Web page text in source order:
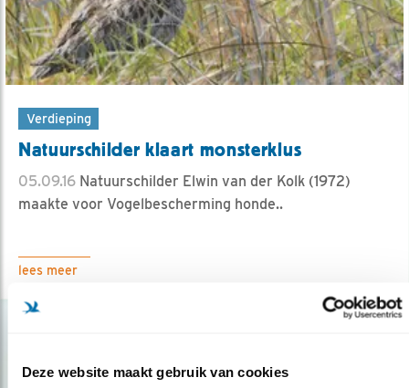
Deze website maakt gebruik van cookies
Verdieping
Natuurschilder klaart monsterklus
05.09.16 Natuurschilder Elwin van der Kolk (1972)
maakte voor Vogelbescherming honde..
lees meer